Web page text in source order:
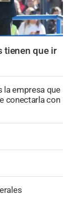
tienen que ir
la empresa que
conectarla con